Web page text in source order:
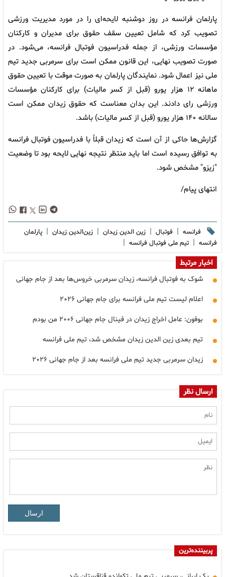
پارلمان فرانسه در روز دوشنبه لایحه‌ای را در مورد مدیریت ورزشی
تصویب کرد که شامل تعیین سقف حقوق برای مدیران و کارکنان
مؤسسات ورزشی، از جمله فدراسیون فوتبال فرانسه، می‌شود. در
صورت تصویب نهایی، این قانون ممکن است برای سرمربی جدید تیم
ملی نیز اعمال شود. نمایندگان پارلمان به صورت موقت با تعیین حقوق
ماهانه ۱۲ هزار یورو (قبل از کسر مالیات) برای کارکنان مؤسسات
ورزشی رای دادند. این بدان معناست که حقوق زیدان ممکن است
سالانه ۱۴۰ هزار یورو (قبل از کسر مالیات) باشد.
گزارش‌ها حاکی از آن است که زیدان قبلاً با فدراسیون فوتبال فرانسه
به توافق رسیده است اما باید منتظر نتیجه نهایی لایحه بود تا وضعیت
"زیزو" مشخص شود.
انتهای پیام/
فرانسه | فوتبال | زین الدین زیدان | زین‌الدین زیدان | پارلمان
فرانسه | تیم ملی فوتبال فرانسه |
اخبار مرتبط
شوک به فوتبال فرانسه، زیدان سرمربی خروس‌ها بعد از جام جهانی
اعلام لیست تیم ملی فرانسه برای جام جهانی ۲۰۲۶
بوفون: عامل اخراج زیدان در فینال جام جهانی ۲۰۰۶ من بودم
تیم بعدی زین الدین زیدان مشخص شد، تیم ملی فرانسه
زیدان سرمربی جدید تیم ملی فرانسه بعد از جام جهانی ۲۰۲۶
ارسال نظر
ارسال
پربیننده‌ترین